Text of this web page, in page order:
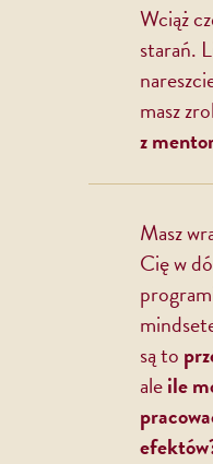
Wciąż
starań.
masz
z
Masz
Cię w
są to
aleile